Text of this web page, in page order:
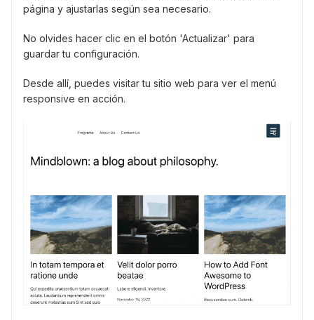
página y ajustarlas según sea necesario.
No olvides hacer clic en el botón 'Actualizar' para
guardar tu configuración.
Desde allí, puedes visitar tu sitio web para ver el menú
responsive en acción.